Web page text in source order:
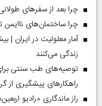
چرا بعد از سفرهای
چرا ساختمان‌های
زندگی می‌کنند
توصیه‌های طب سنتی
راهکارهای پیشگیری از
راز ماندگاری «رادیو